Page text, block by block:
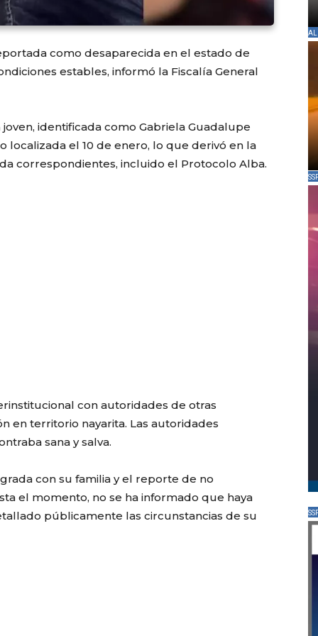
como desaparecida en el estado de
estables, informó la Fiscalía General
identificada como Gabriela Guadalupe
localizada el 10 de enero, lo que derivó en la
correspondientes, incluido el Protocolo Alba.
con autoridades de otras
en territorio nayarita. Las autoridades
sana y salva.
con su familia y el reporte de no
el momento, no se ha informado que haya
públicamente las circunstancias de su